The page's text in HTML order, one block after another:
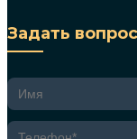
Задать вопрос